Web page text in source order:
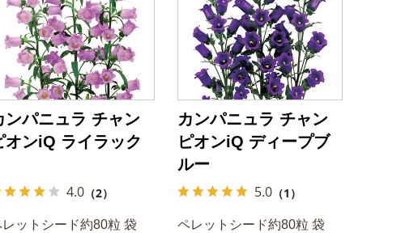
ンパニュラ チャン
オンiQ ライラック
4.0 （2）
レットシード約80粒 袋
カンパニュラ チャン
ピオンiQ ディープブ
ルー
5.0 （1）
ペレットシード約80粒 袋